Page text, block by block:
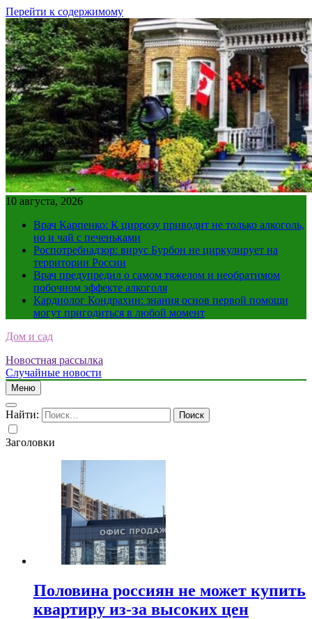
Перейти к содержимому
10 августа, 2026
Врач Карпенко: К циррозу приводит не только алкоголь,
но и чай с печеньками
Роспотребнадзор: вирус Бурбон не циркулирует на
территории России
Врач предупредил о самом тяжелом и необратимом
побочном эффекте алкоголя
Кардиолог Кондрахин: знания основ первой помощи
могут пригодиться в любой момент
Дом и сад
Новостная рассылка
Случайные новости
Меню
Найти:
Заголовки
Половина россиян не может купить
квартиру из-за высоких цен